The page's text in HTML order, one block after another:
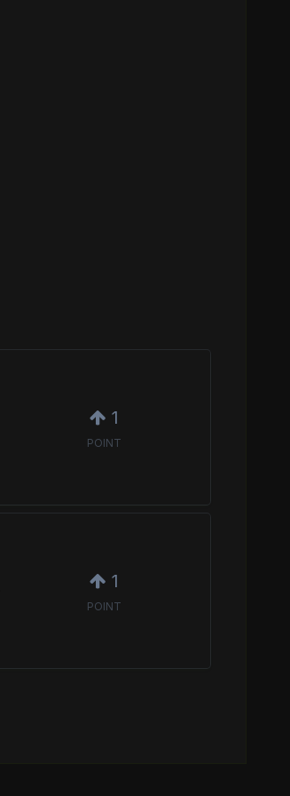
1
POINT
1
POINT